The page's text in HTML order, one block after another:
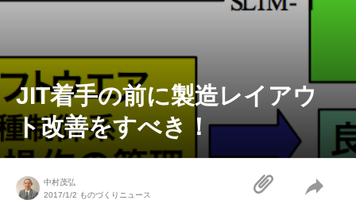
JIT着手の前に製造レイアウ
ト改善をすべき！
中村茂弘
2017/1/2 ものづくりニュース